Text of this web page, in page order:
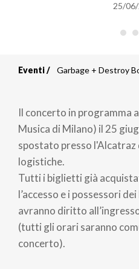
25/
di
pane
Eventi Garbage + Destroy
Il concerto in programma
Musica di Milano) il 25
spostato presso l'Alcatraz
logistiche.
Tutti i biglietti già
l’accesso e i possessori
avranno diritto
(tutti gli orari saranno
concerto).